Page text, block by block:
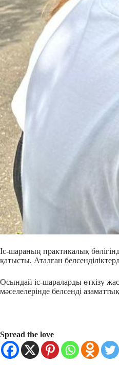
Іс-шараның практикалық
қатысты. Аталған
Осындай іс-шараларды өткізу
мәселелерінде белсенді
Spread the love